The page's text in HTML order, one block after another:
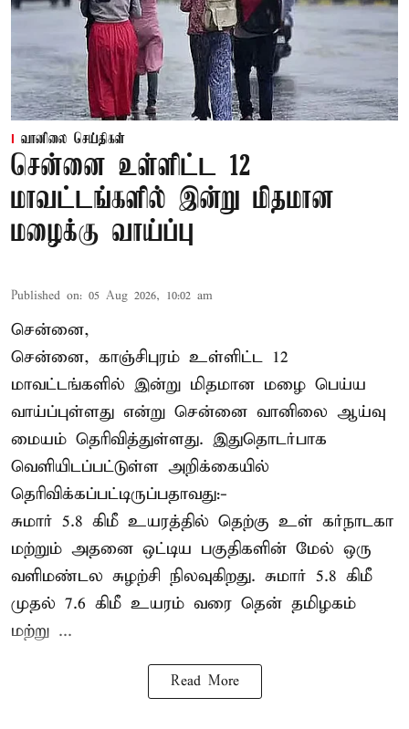
வானிலை செய்திகள்
சென்னை உள்ளிட்ட 12
மாவட்டங்களில் இன்று மிதமான
மழைக்கு வாய்ப்பு
Published on: 05 Aug 2026, 10:02 am
சென்னை,
சென்னை, காஞ்சிபுரம் உள்ளிட்ட 12
மாவட்டங்களில் இன்று மிதமான மழை பெய்ய
வாய்ப்புள்ளது என்று சென்னை வானிலை ஆய்வு
மையம் தெரிவித்துள்ளது. இதுதொடர்பாக
வெளியிடப்பட்டுள்ள அறிக்கையில்
தெரிவிக்கப்பட்டிருப்பதாவது:-
சுமார் 5.8 கிமீ உயரத்தில் தெற்கு உள் கர்நாடகா
மற்றும் அதனை ஒட்டிய பகுதிகளின் மேல் ஒரு
வளிமண்டல சுழற்சி நிலவுகிறது. சுமார் 5.8 கிமீ
முதல் 7.6 கிமீ உயரம் வரை தென் தமிழகம்
மற்று ...
Read More